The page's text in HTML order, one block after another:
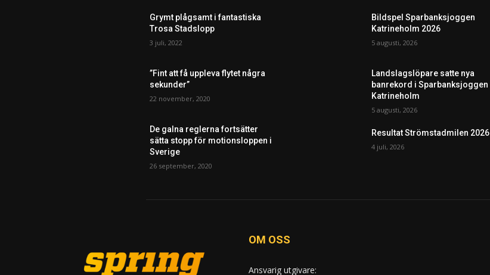
Grymt plågsamt i fantastiska
Trosa Stadslopp
3 juli, 2022
”Fint att få uppleva flytet några
sekunder”
22 november, 2020
De galna reglerna fortsätter
sätta stopp för motionsloppen i
Sverige
26 september, 2020
Bildspel Sparbanksjoggen
Katrineholm 2026
5 augusti, 2026
Landslagslöpare satte nya
banrekord i Sparbanksjoggen
Katrineholm
5 augusti, 2026
Resultat Strömstadmilen 2026
4 juli, 2026
OM OSS
Ansvarig utgivare: